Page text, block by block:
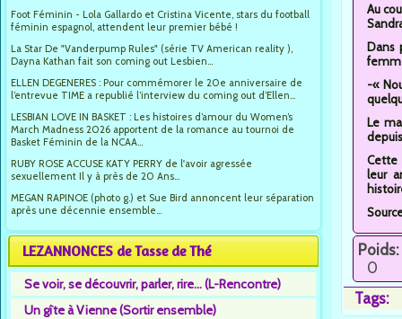
Foot Féminin - Lola Gallardo et Cristina Vicente, stars du football
féminin espagnol, attendent leur premier bébé !
La Star De "Vanderpump Rules" (série TV American reality ),
Dayna Kathan fait son coming out Lesbien...
ELLEN DEGENERES : Pour commémorer le 20e anniversaire de
l’entrevue TIME a republié l’interview du coming out d’Ellen...
LESBIAN LOVE IN BASKET : Les histoires d’amour du Women’s
March Madness 2026 apportent de la romance au tournoi de
Basket Féminin de la NCAA...
RUBY ROSE ACCUSE KATY PERRY de l'avoir agressée
sexuellement Il y à près de 20 Ans...
MEGAN RAPINOE (photo g.) et Sue Bird annoncent leur séparation
après une décennie ensemble...
LEZANNONCES de Tasse de Thé
Se voir, se découvrir, parler, rire... (L-Rencontre)
Un gîte à Vienne (Sortir ensemble)
Au
Dans
-«
Le
Cette
leur
Poids:
0
Tags: